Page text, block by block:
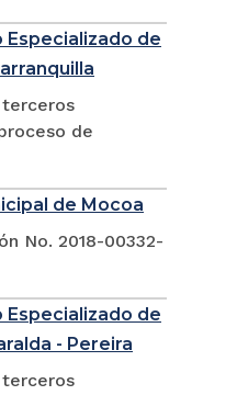
Especializado de
de
de Mocoa
No. 2018-00332-
Especializado de
- Pereira